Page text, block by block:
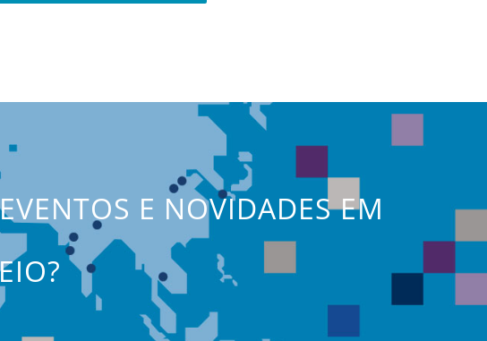
E NOVIDADES EM